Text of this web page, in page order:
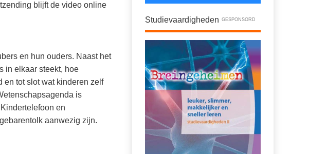
blijft de video online
en hun ouders. Naast het
in elkaar steekt, hoe
en tot slot wat kinderen zelf
is
en
aanwezig zijn.
Studievaardigheden GESPONSORD